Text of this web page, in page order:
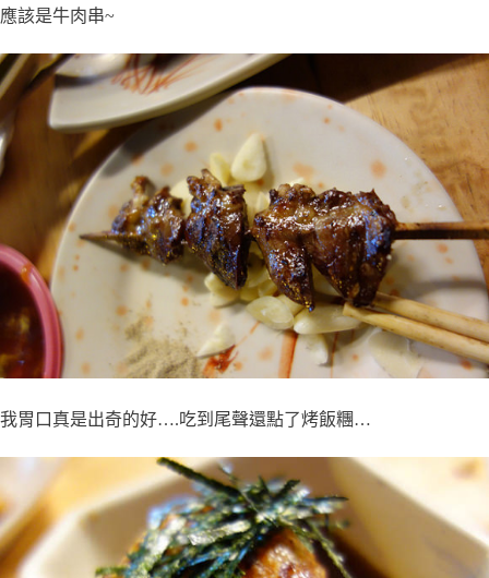
應該是牛肉串~
我胃口真是出奇的好….吃到尾聲還點了烤飯糰…